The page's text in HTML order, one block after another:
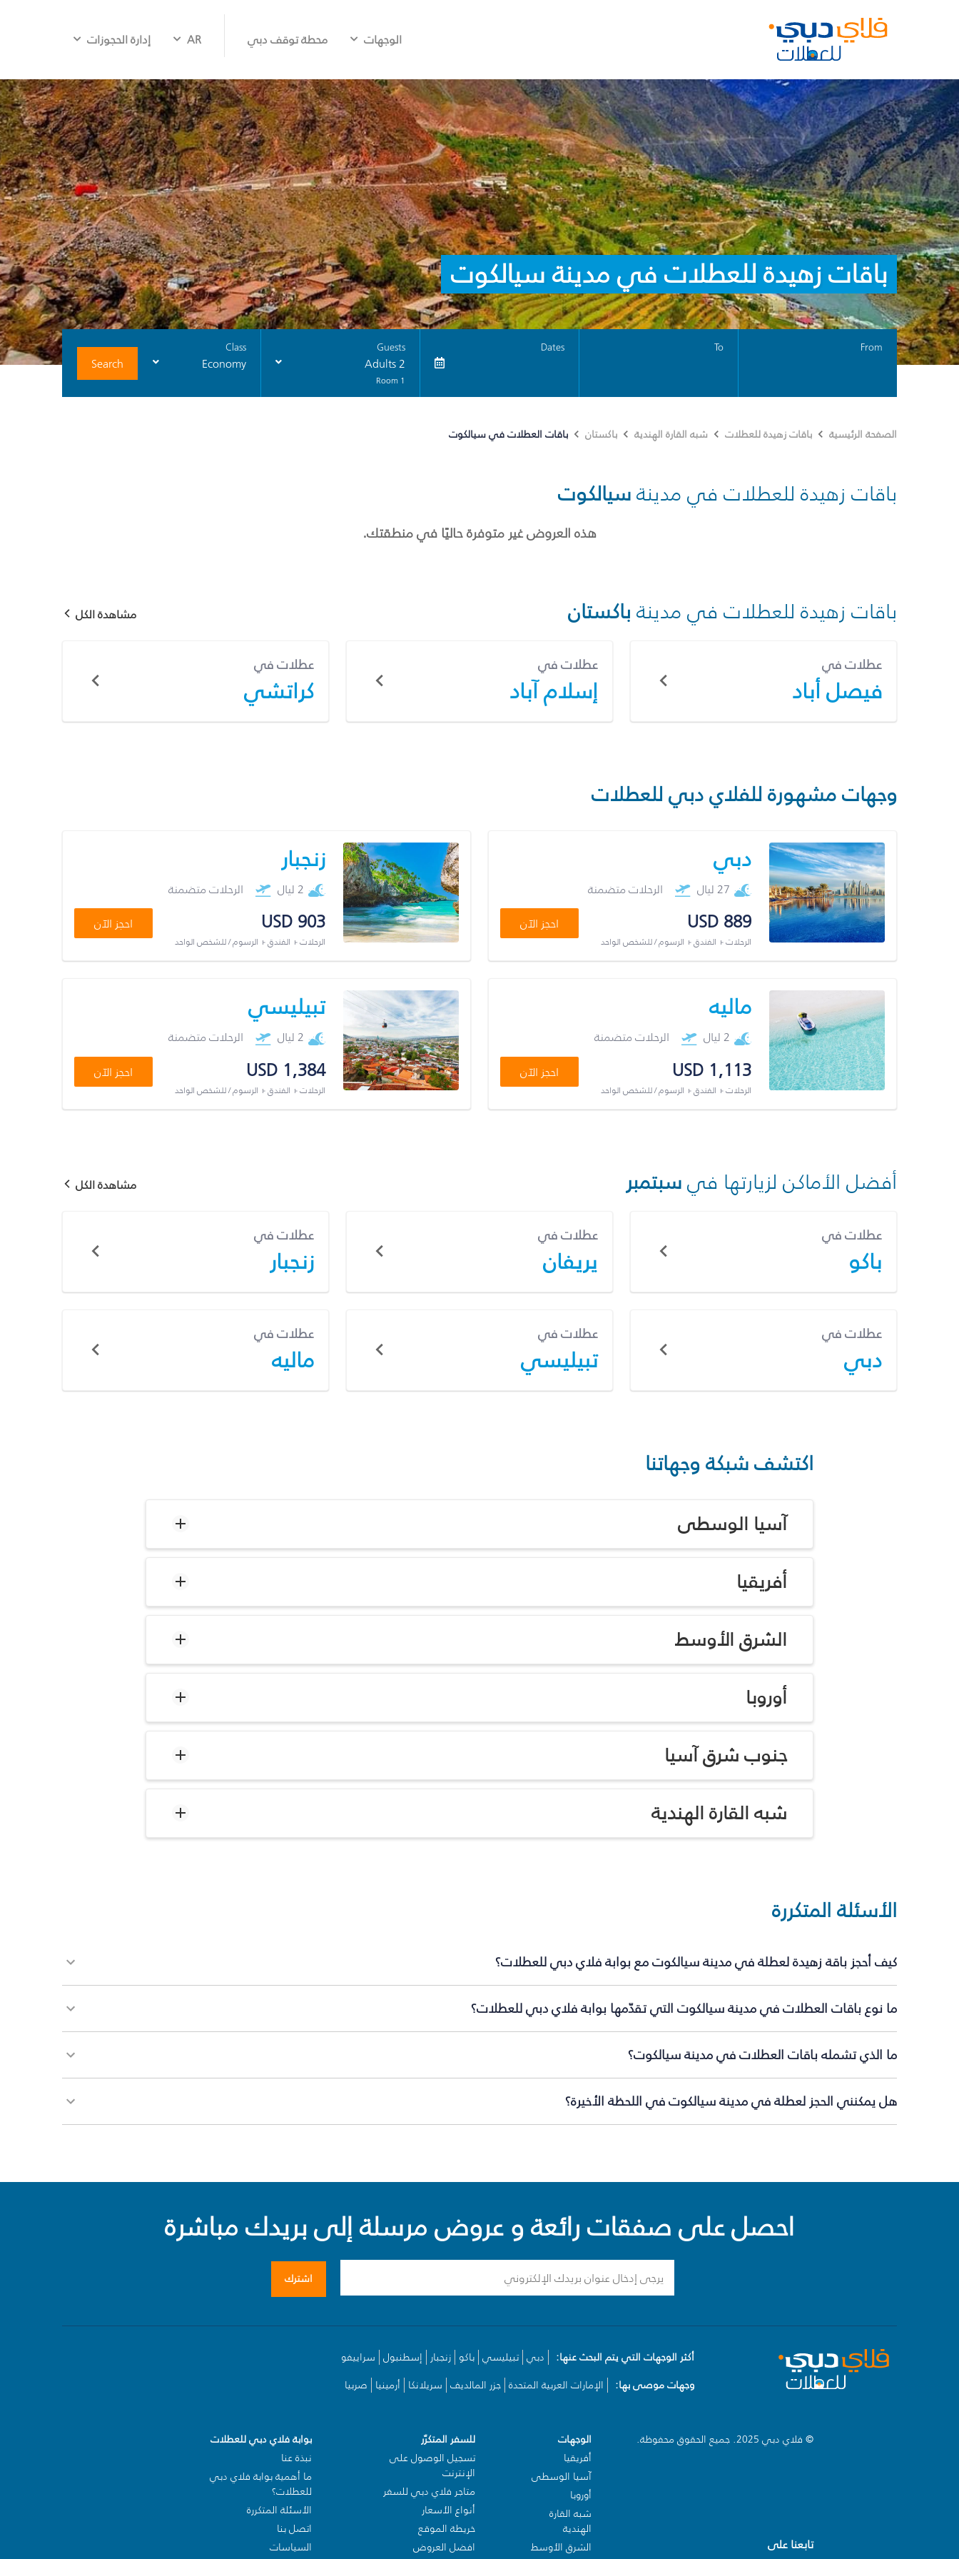
الوجهات محطة توقف دبي AR إدارة الحجوزات
باقات زهيدة للعطلات في مدينة سيالكوت
From
To
Dates
Guests
2 Adults
1 Room
Class
Economy
Search
الصفحة الرئيسية باقات زهيدة للعطلات شبه القارة الهندية باكستان باقات العطلات في سيالكوت
باقات زهيدة للعطلات في مدينةسيالكوت
هذه العروض غير متوفرة حاليًا في منطقتك.
باقات زهيدة للعطلات في مدينة باكستان مشاهدة الكل
عطلات في
فيصل أباد
عطلات في
إسلام آباد
عطلات في
كراتشي
وجهات مشهورة للفلاي دبي للعطلات
دبي
27 ليال الرحلات متضمنة
USD 889
الرحلات + الفندق + الرسوم / للشخص الواحد
احجز الآن
زنجبار
2 ليال الرحلات متضمنة
USD 903
الرحلات + الفندق + الرسوم / للشخص الواحد
احجز الآن
ماليه
2 ليال الرحلات متضمنة
USD 1,113
الرحلات + الفندق + الرسوم / للشخص الواحد
احجز الآن
تبيليسي
2 ليال الرحلات متضمنة
USD 1,384
الرحلات + الفندق + الرسوم / للشخص الواحد
احجز الآن
أفضل الأماكن لزيارتها فيسبتمبر مشاهدة الكل
عطلات في
باكو
عطلات في
يريفان
عطلات في
زنجبار
عطلات في
دبي
عطلات في
تبيليسي
عطلات في
ماليه
اكتشف شبكة وجهاتنا
آسيا الوسطى
أفريقيا
الشرق الأوسط
أوروبا
جنوب شرق آسيا
شبه القارة الهندية
الأسئلة المتكررة
كيف أحجز باقة زهيدة لعطلة في مدينة سيالكوت مع بوابة فلاي دبي للعطلات؟
ما نوع باقات العطلات في مدينة سيالكوت التي تقدّمها بوابة فلاي دبي للعطلات؟
ما الذي تشمله باقات العطلات في مدينة سيالكوت؟
هل يمكنني الحجز لعطلة في مدينة سيالكوت في اللحظة الأخيرة؟
احصل على صفقات رائعة و عروض مرسلة إلى بريدك مباشرة
اشترك
أكثر الوجهات التي يتم البحث عنها: دبي تبيليسي باكو زنجبار إسطنبول سراييفو
وجهات موصى بها:
الإمارات العربية المتحدة جزر المالديف سريلانكا أرمينيا صربيا
© فلاي دبي 2025. جميع الحقوق محفوظة.
تابعنا على
الوجهات
أفريقيا
آسيا الوسطى
أوروبا
شبه القارة
الهندية
الشرق الأوسط
للسفر المتكرّر
تسجيل الوصول على
الإنترنت
متاجر فلاي دبي للسفر
أنواع الأسعار
خريطة الموقع
افضل العروض
بوابة فلاي دبي للعطلات
نبذة عنا
ما أهمية بوابة فلاي دبي
للعطلات؟
الأسئلة المتكررة
اتصل بنا
السياسات